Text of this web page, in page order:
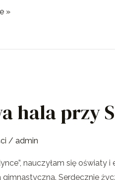
»
hala przy
/ admin
nauczyłam się
gimnastyczna. Serdecznie